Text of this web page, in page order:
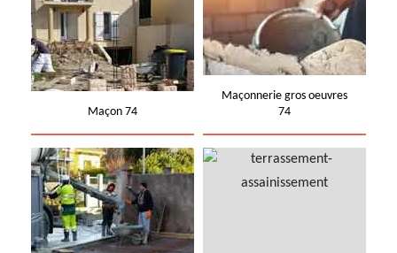
Maçon 74
Maçonnerie gros oeuvres
74